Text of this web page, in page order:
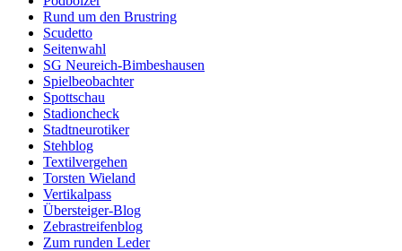
Rund um den Brustring
Scudetto
Seitenwahl
SG Neureich-Bimbeshausen
Spielbeobachter
Spottschau
Stadioncheck
Stadtneurotiker
Stehblog
Textilvergehen
Torsten Wieland
Vertikalpass
Übersteiger-Blog
Zebrastreifenblog
Zum runden Leder